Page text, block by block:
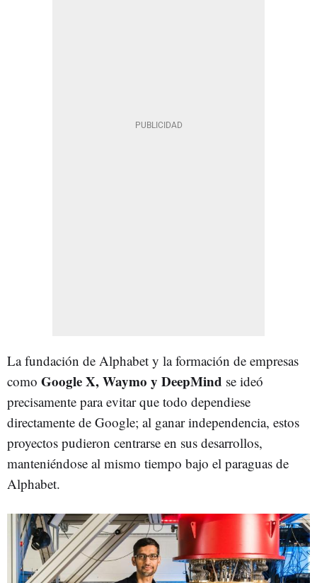
La fundación de Alphabet y la formación de empresas
como Google X, Waymo y DeepMind se ideó
precisamente para evitar que todo dependiese
directamente de Google; al ganar independencia, estos
proyectos pudieron centrarse en sus desarrollos,
manteniéndose al mismo tiempo bajo el paraguas de
Alphabet.